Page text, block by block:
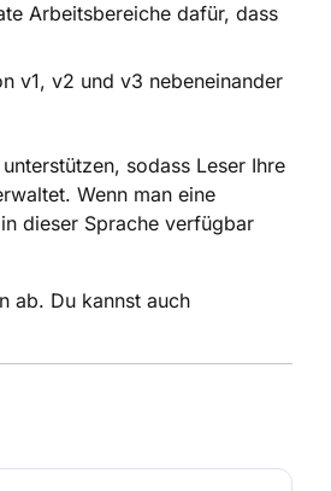
Arbeitsbereiche dafür, dass
v1, v2 und v3 nebeneinander
sodass Leser Ihre
Wenn man eine
dieser Sprache verfügbar
ab. Du kannst auch